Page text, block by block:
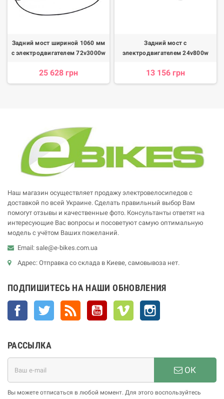
Задний мост шириной 1060 мм
с электродвигателем 72v3000w
25 628 грн
Задний мост с
электродвигателем 24v800w
13 156 грн
Наш магазин осуществляет продажу электровелосипедов с
доставкой по всей Украине. Сделать правильный выбор Вам
помогут отзывы и качественные фото. Консультанты ответят на
интересующие Вас вопросы и посоветуют самую оптимальную
модель с учётом Ваших пожеланий.
Email: sale@e-bikes.com.ua
Адрес: Отправка со склада в Киеве, самовывоза нет.
ПОДПИШИТЕСЬ НА НАШИ ОБНОВЛЕНИЯ
Facebook Twitter YouTube Vimeo
РАССЫЛКА
ОК
Вы можете отписаться в любой момент. Для этого воспользуйтесь